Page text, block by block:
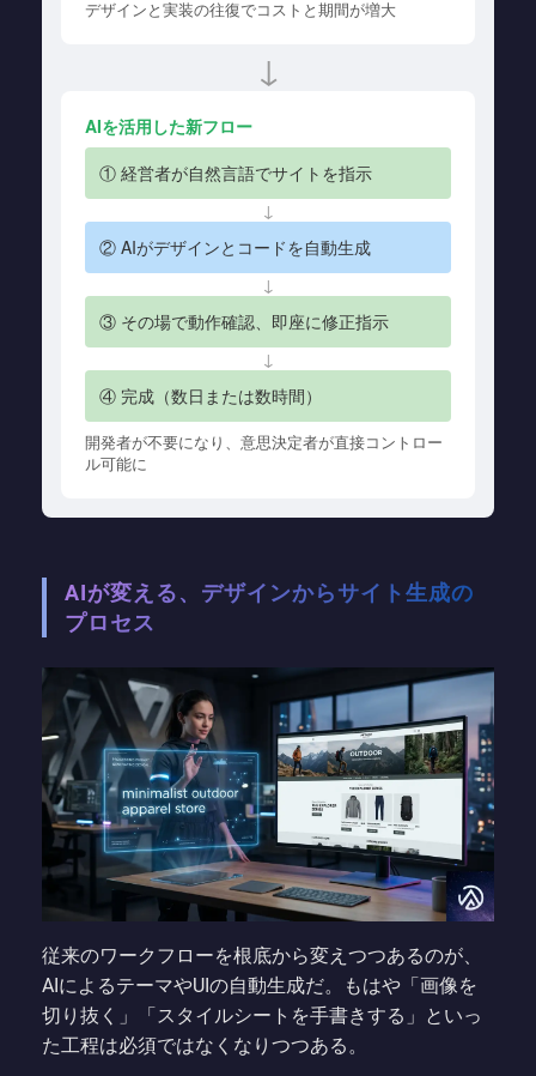
デザインと実装の往復でコストと期間が増大
↓
AIを活用した新フロー
① 経営者が自然言語でサイトを指示
↓
② AIがデザインとコードを自動生成
↓
③ その場で動作確認、即座に修正指示
↓
④ 完成（数日または数時間）
開発者が不要になり、意思決定者が直接コントロー
ル可能に
AIが変える、デザインからサイト生成の
プロセス
従来のワークフローを根底から変えつつあるのが、
AIによるテーマやUIの自動生成だ。もはや「画像を
切り抜く」「スタイルシートを手書きする」といっ
た工程は必須ではなくなりつつある。